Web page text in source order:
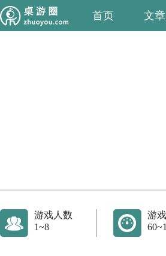
首页 文
游戏人数
1~8
游